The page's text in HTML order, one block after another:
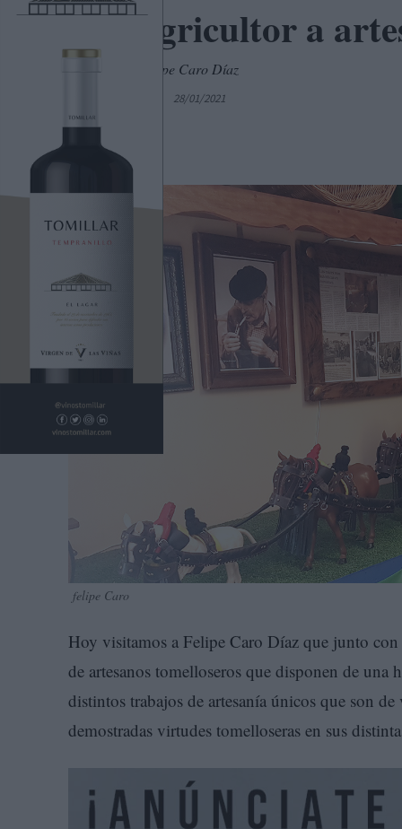
«De agricultor a
Entrevista a Felipe Caro Díaz
28/01/2021
felipe Caro
Hoy visitamos a Felipe Caro Díaz que junto
de artesanos tomelloseros que disponen de
distintos trabajos de artesanía únicos que son
demostradas virtudes tomelloseras en sus